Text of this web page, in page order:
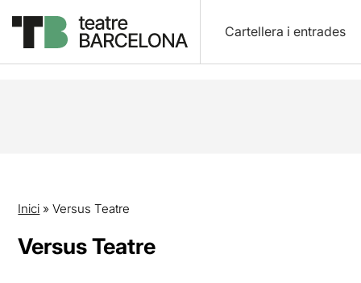
Cartellera i entrades
Inici »Versus Teatre
Versus Teatre